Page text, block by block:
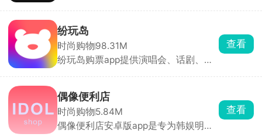
保正品。同时汇集全球限量款发售信息
与抽签渠道，价格透明、交易安全。
纷玩岛
时尚购物98.31M
纷玩岛购票app提供演唱会、话剧、大
售提醒，纷玩岛相较于其他主流平台会
提前开放购票通道，为用户提供了更早
的购票机会以及更严格的实名制保障。
查看
偶像便利店
时尚购物5.84M
偶像便利店安卓版app是专为韩娱明星
查看